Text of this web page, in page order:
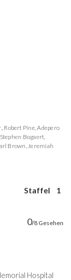
, Robert Pine,Adepero
Stephen Bogaert,
Brown,Jeremiah
Staffel 1
0/8 Gesehen
Hospital